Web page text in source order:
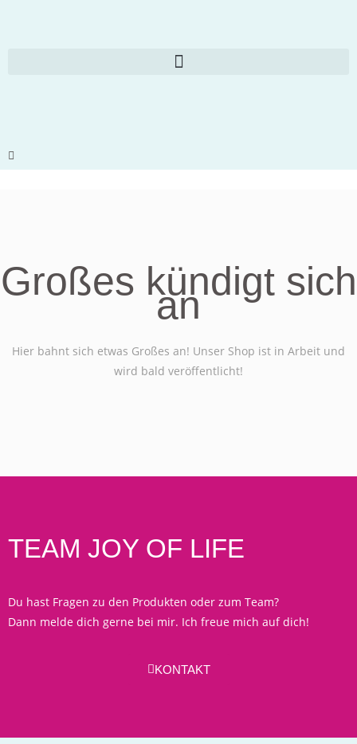
Großes kündigt sich
an
Hier bahnt sich etwas Großes an! Unser Shop ist in Arbeit und
wird bald veröffentlicht!
TEAM JOY OF LIFE
Du hast Fragen zu den Produkten oder zum Team?
Dann melde dich gerne bei mir. Ich freue mich auf dich!
KONTAKT